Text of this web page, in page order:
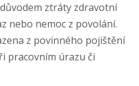
ztráty zdravotní
nebo nemoc z povolání.
z povinného pojištění
pracovním úrazu či